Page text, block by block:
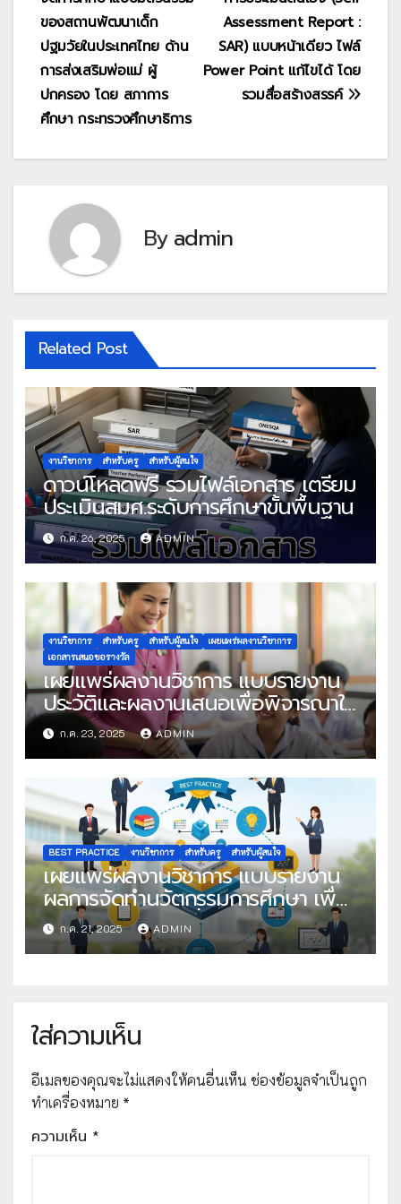
เรื่อง
Assessment Report :
SAR) แบบหน้าเดียว ไฟล์
Power Point แก้ไขได้ โดย
รวมสื่อสร้างสรรค์
ของสถานพัฒนาเด็ก
ปฐมวัยในประเทศไทย ด้าน
การส่งเสริมพ่อแม่ ผู้
ปกครอง โดย สภาการ
ศึกษา กระทรวงศึกษาธิการ
Byadmin
Related Post
งานวิชาการ สำหรับครู สำหรับผู้สนใจ
ดาวน์โหลดฟรี รวมไฟล์เอกสาร เตรียม
ประเมินสมศ.ระดับการศึกษาขั้นพื้นฐาน
ก.ค. 26, 2025 ADMIN
งานวิชาการ สำหรับครู สำหรับผู้สนใจ
เผยแพร่ผลงานวิชาการ
เอกสารเสนอขอรางวัล
เผยแพร่ผลงานวิชาการ แบบรายงาน
ประวัติและผลงานเสนอเพื่อพิจารณาใน
โครงการครูดีในดวงใจ ประจำปี 2568
ครั้งที่ 22
ก.ค. 23, 2025 ADMIN
BEST PRACTICE งานวิชาการ สำหรับครู สำหรับผู้สนใจ
เผยแพร่ผลงานวิชาการ แบบรายงาน
ผลการจัดทำนวัตกรรมการศึกษา เพื่อ
คัดเลือกวิธีปฏิบัติที่เป็นเลิศ
ก.ค. 21, 2025 ADMIN
ใส่ความเห็น
อีเมลของคุณจะไม่แสดงให้คนอื่นเห็น ช่องข้อมูลจำเป็นถูก
ทำเครื่องหมาย *
ความเห็น *